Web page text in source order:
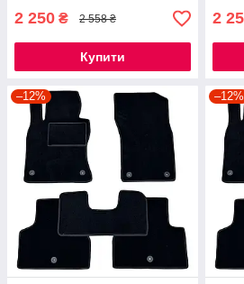
2 250 ₴ 2 558 ₴
Купити
2
–12% –12%